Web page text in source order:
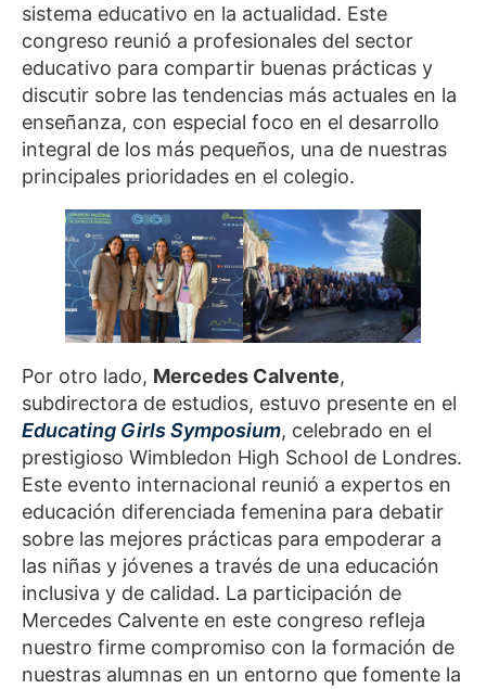
sistema educativo en la actualidad. Este
congreso reunió a profesionales del sector
educativo para compartir buenas prácticas y
discutir sobre las tendencias más actuales en la
enseñanza, con especial foco en el desarrollo
integral de los más pequeños, una de nuestras
principales prioridades en el colegio.
Por otro lado, Mercedes Calvente,
subdirectora de estudios, estuvo presente en el
Educating Girls Symposium, celebrado en el
prestigioso Wimbledon High School de Londres.
Este evento internacional reunió a expertos en
educación diferenciada femenina para debatir
sobre las mejores prácticas para empoderar a
las niñas y jóvenes a través de una educación
inclusiva y de calidad. La participación de
Mercedes Calvente en este congreso refleja
nuestro firme compromiso con la formación de
nuestras alumnas en un entorno que fomente la